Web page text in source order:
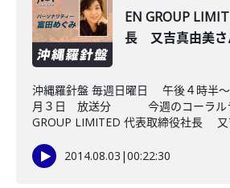
EN GROUP
長 又吉真由美
沖縄羅針盤 毎週日曜日 午後４時
月３日 放送分 今週のコーラルラ
GROUP LIMITED 代表取締役社長 又
2014.08.03 |00:22:30